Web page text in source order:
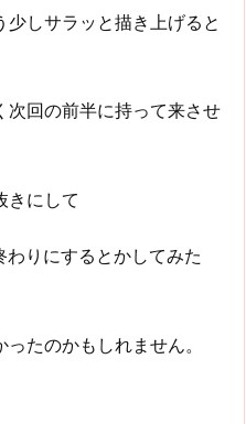
しサラッと描き上げると
次回の前半に持って来させ
きにして
りにするとかしてみた
たのかもしれません。